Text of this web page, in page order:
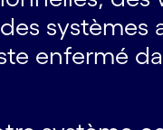
systèmes
enfermé